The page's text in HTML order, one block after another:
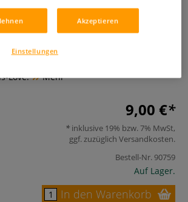
Mangas und möchten eigene
Dieses Buch zeigt Ihnen, wie Sie
Love.
Mehr
9,00 €
inklusive 19% bzw. 7% MwSt,
ggf. zuzüglich Versandkosten.
Bestell-Nr. 90759
Auf Lager.
In den Warenkorb
Akzeptieren
Einstellungen